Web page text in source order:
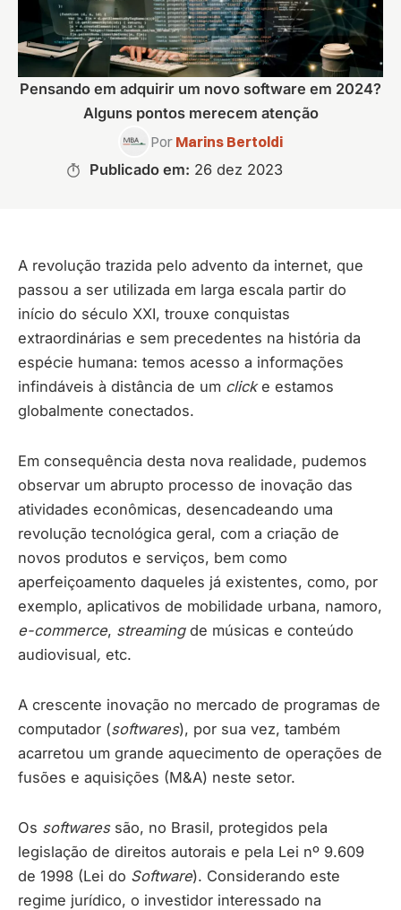
Pensando em adquirir um novo software em 2024?
Alguns pontos merecem atenção
Por Marins Bertoldi
Publicado em: 26 dez 2023
A revolução trazida pelo advento da internet, que
passou a ser utilizada em larga escala partir do
início do século XXI, trouxe conquistas
extraordinárias e sem precedentes na história da
espécie humana: temos acesso a informações
infindáveis à distância de um clicke estamos
globalmente conectados.
Em consequência desta nova realidade, pudemos
observar um abrupto processo de inovação das
atividades econômicas, desencadeando uma
revolução tecnológica geral, com a criação de
novos produtos e serviços, bem como
aperfeiçoamento daqueles já existentes, como, por
exemplo, aplicativos de mobilidade urbana, namoro,
e-commerce, streamingde músicas e conteúdo
audiovisual, etc.
A crescente inovação no mercado de programas de
computador (softwares), por sua vez, também
acarretou um grande aquecimento de operações de
fusões e aquisições (M&A) neste setor.
Os softwares são, no Brasil, protegidos pela
legislação de direitos autorais e pela Lei nº 9.609
de 1998 (Lei do Software). Considerando este
regime jurídico, o investidor interessado na